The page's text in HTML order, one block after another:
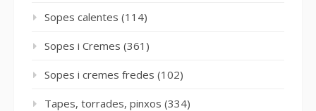
Sopes calentes (114)
Sopes i Cremes (361)
Sopes i cremes fredes (102)
Tapes, torrades, pinxos (334)